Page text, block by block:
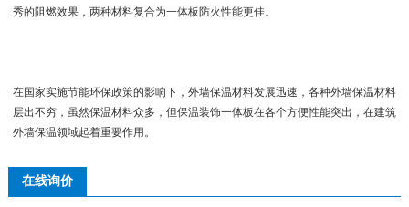
秀的阻燃效果，两种材料复合为一体板防火性能更佳。
在国家实施节能环保政策的影响下，外墙保温材料发展迅速，各种外墙保温材料
层出不穷，虽然保温材料众多，但保温装饰一体板在各个方便性能突出，在建筑
外墙保温领域起着重要作用。
在线询价